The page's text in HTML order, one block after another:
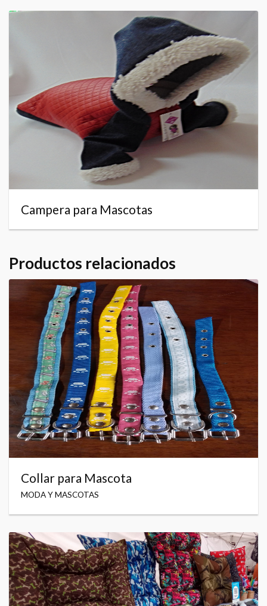
Campera para Mascotas
Productos relacionados
Collar para Mascota
MODA Y MASCOTAS